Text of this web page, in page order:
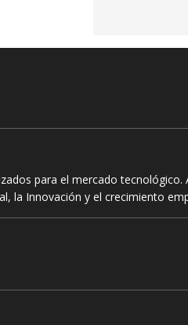
para el mercado
la Innovación y el crecimiento